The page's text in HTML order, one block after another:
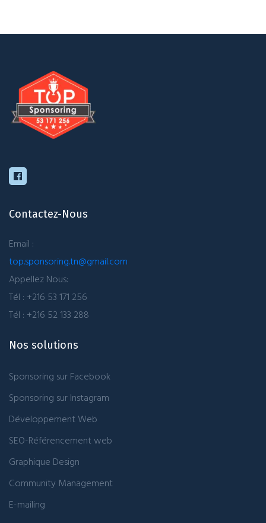
Contactez-Nous
Email :
top.sponsoring.tn@gmail.com
Appellez Nous:
Tél : +216 53 171 256
Tél : +216 52 133 288
Nos solutions
Sponsoring sur Facebook
Sponsoring sur Instagram
Développement Web
SEO-Référencement web
Graphique Design
Community Management
E-mailing